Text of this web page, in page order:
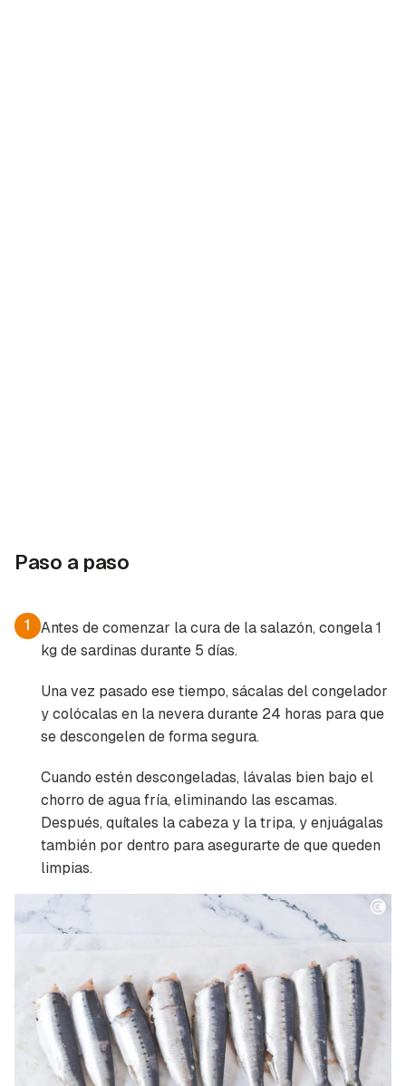
Paso a paso
1
Antes de comenzar la cura de la salazón, congela 1
kg de sardinas durante 5 días.
Una vez pasado ese tiempo, sácalas del congelador
y colócalas en la nevera durante 24 horas para que
se descongelen de forma segura.
Cuando estén descongeladas, lávalas bien bajo el
chorro de agua fría, eliminando las escamas.
Después, quítales la cabeza y la tripa, y enjuágalas
también por dentro para asegurarte de que queden
limpias.